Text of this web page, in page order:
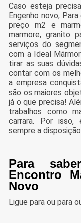
Caso esteja
Engenho novo,
preço m2 e
marmore, granito
serviços do
com a Ideal
tirar as suas
contar com os
a empresa
são os maiores
já o que precisa!
trabalhos como
carrara. Por isso,
sempre a
Para
Encontro
Novo
Ligue paraou para